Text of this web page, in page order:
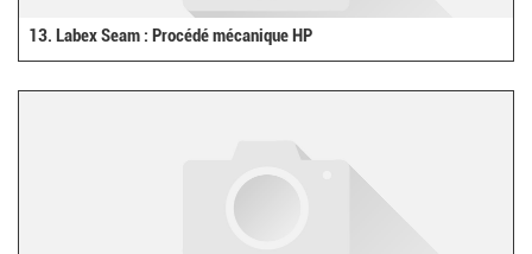
13. Labex Seam : Procédé mécanique HP